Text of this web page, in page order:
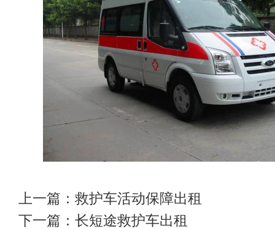
上一篇： 救护车活动保障出租
下一篇： 长短途救护车出租